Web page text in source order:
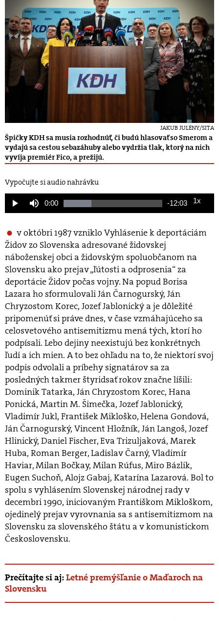
JAKUB JULÉNY/SITA
Špičky KDH sa musia rozhodnúť, či budú hlasovať so Smerom a
vydajú sa cestou sebazáhuby alebo vydržia tlak, ktorý na nich
vyvíja premiér Fico, a prežijú.
Vypočujte si audio nahrávku
Play MuteCurrent
0:00
28.44%
Remaining
-12:03 1x
v októbri 1987 vzniklo Vyhlásenie k deportáciám
Židov zo Slovenska adresované židovskej
náboženskej obci a židovským spoluobčanom na
Slovensku ako prejav „ľútosti a odprosenia“ za
deportácie Židov počas vojny. Na popud Borisa
Lazara ho sformulovali Ján Čarnogurský, Ján
Chryzostom Korec, Jozef Jablonický a je dôležité
pripomenúť si práve dnes, v čase vzmáhajúceho sa
celosvetového antisemitizmu mená tých, ktorí ho
podpísali. Lebo dejiny neexistujú bez konkrétnych
ľudí a ich mien. A to bez ohľadu na to, že niektorí svoj
podpis odvolali a príbehy signatárov sa za
posledných takmer štyridsať rokov značne líšili:
Dominik Tatarka, Ján Chryzostom Korec, Hana
Ponická, Martin M. Šimečka, Jozef Jablonický,
Vladimír Jukl, František Mikloško, Helena Gondová,
Ján Čarnogurský, Vincent Hložník, Ján Langoš, Jozef
Hlinický, Daniel Fischer, Eva Trizuljaková, Marek
Huba, Roman Berger, Ladislav Čarný, Vladimír
Haviar, Milan Bočkay, Milan Rúfus, Miro Bázlik,
Eugen Suchoň, Alojz Gabaj, Katarína Lazarová. Bol to
spolu s vyhlásením Slovenskej národnej rady v
decembri 1990, iniciovaným Františkom Mikloškom,
ojedinelý prejav vyrovnania sa s antisemitizmom na
Slovensku za slovenského štátu a v komunistickom
Československu.
Prečítajte si aj:Letné premýšľanie o Maďaroch na
Slovensku